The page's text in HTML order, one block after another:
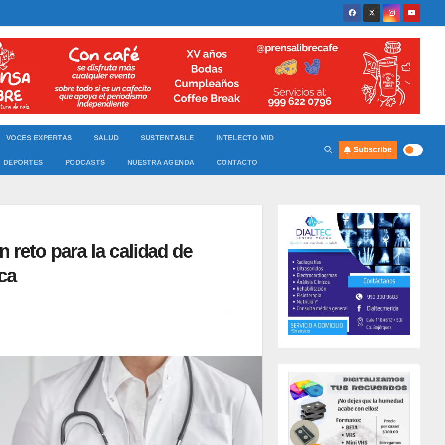
VOCES EXPERTAS SALUD SUSTENTABLE INTELECTO MID
DEPORTES PODCASTS NUESTRA AGENDA CONTACTO
Subscribe
reto para la calidad de